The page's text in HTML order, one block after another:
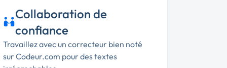
Collaboration de
confiance
Travaillez avec un correcteur bien noté
sur Codeur.com pour des textes